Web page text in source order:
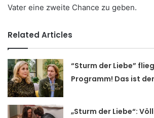
Vater eine zweite Chance zu geben.
Related Articles
“Sturm der Liebe”
Programm! Das ist
„Sturm der Liebe“: